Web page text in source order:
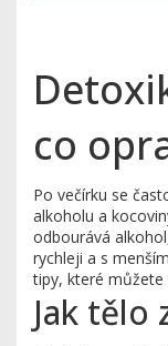
co
Po večírku se
alkoholu a
odbourává
rychleji a s
tipy, které můžete
Jak tělo